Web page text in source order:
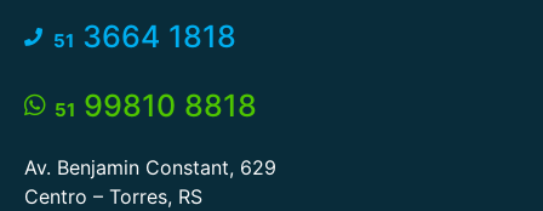
51 3664 1818
51 99810 8818
Av. Benjamin Constant, 629
Centro – Torres, RS